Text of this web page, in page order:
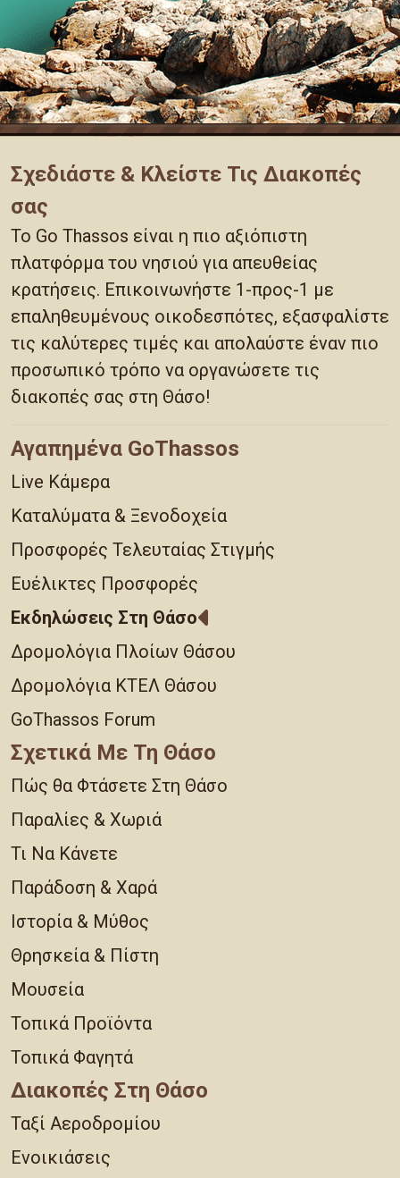
Σχεδιάστε & Κλείστε Τις Διακοπές
σας
Το Go Thassos είναι η πιο αξιόπιστη
πλατφόρμα του νησιού για απευθείας
κρατήσεις. Επικοινωνήστε 1-προς-1 με
επαληθευμένους οικοδεσπότες, εξασφαλίστε
τις καλύτερες τιμές και απολαύστε έναν πιο
προσωπικό τρόπο να οργανώσετε τις
διακοπές σας στη Θάσο!
Αγαπημένα GoThassos
Live Κάμερα
Καταλύματα & Ξενοδοχεία
Προσφορές Τελευταίας Στιγμής
Ευέλικτες Προσφορές
Εκδηλώσεις Στη Θάσο
Δρομολόγια Πλοίων Θάσου
Δρομολόγια ΚΤΕΛ Θάσου
GoThassos Forum
Σχετικά Με Τη Θάσο
Πώς θα Φτάσετε Στη Θάσο
Παραλίες & Χωριά
Τι Να Κάνετε
Παράδοση & Χαρά
Ιστορία & Μύθος
Θρησκεία & Πίστη
Μουσεία
Τοπικά Προϊόντα
Τοπικά Φαγητά
Διακοπές Στη Θάσο
Ταξί Αεροδρομίου
Ενοικιάσεις